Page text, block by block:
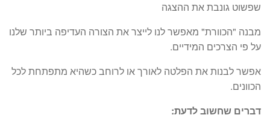
שפשוט גונבת את ההצגה
מבנה "הכוורת" מאפשר לנו לייצר את הצורה העדיפה ביותר שלנו
על פי הצרכים המידיים.
אפשר לבנות את הפלטה לאורך או לרוחב כשהיא מתפתחת לכל
הכוונים.
דברים שחשוב לדעת: